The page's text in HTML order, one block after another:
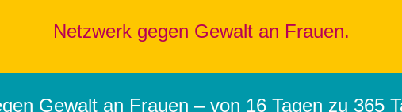
Netzwerk gegen Gewalt an Frauen.
Gewalt an Frauen – von 16 Tagen zu 365